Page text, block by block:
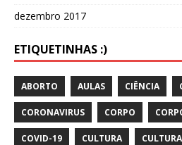
dezembro 2017
ETIQUETINHAS :)
ABORTO AULAS CIÊNCIA
CORONAVIRUS CORPO
COVID-19 CULTURA